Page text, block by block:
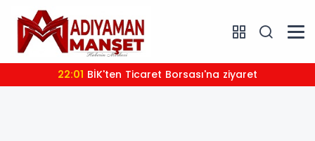
21:36 YRP'den Nedim Özbey'e veda